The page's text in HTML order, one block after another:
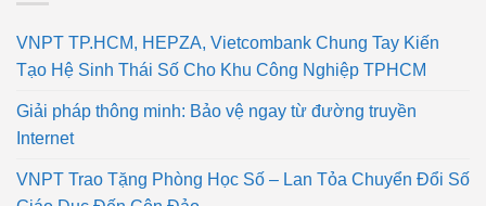
VNPT TP.HCM, HEPZA, Vietcombank Chung Tay Kiến
Tạo Hệ Sinh Thái Số Cho Khu Công Nghiệp TPHCM
Giải pháp thông minh: Bảo vệ ngay từ đường truyền
Internet
VNPT Trao Tặng Phòng Học Số – Lan Tỏa Chuyển Đổi Số